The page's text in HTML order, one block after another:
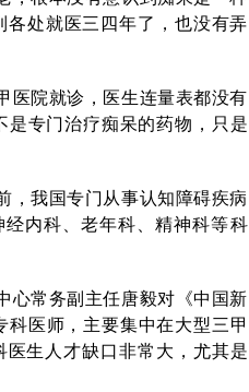
处就医三四年了，也没有弄
医院就诊，医生连量表都没有
是专门治疗痴呆的药物，只是
，我国专门从事认知障碍疾病
经内科、老年科、精神科等科
心常务副主任唐毅对《中国新
医师，主要集中在大型三甲
生人才缺口非常大，尤其是